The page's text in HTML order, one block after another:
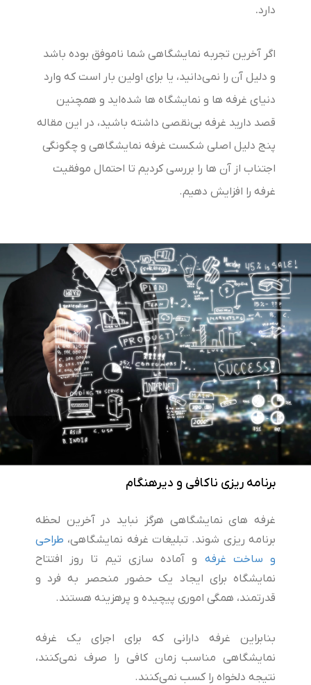
دارد.
اگر آخرین تجربه نمایشگاهی شما ناموفق بوده باشد
و دلیل آن را نمی‌دانید، یا برای اولین بار است که وارد
دنیای غرفه ها و نمایشگاه‌ ها شده‌اید و همچنین
قصد دارید غرفه بی‌نقصی داشته باشید، در این مقاله
پنج دلیل اصلی شکست غرفه نمایشگاهی و چگونگی
اجتناب از آن ها را بررسی کردیم تا احتمال موفقیت
غرفه را افزایش دهیم.
برنامه ریزی ناکافی و دیرهنگام
غرفه های نمایشگاهی هرگز نباید در آخرین لحظه
برنامه ریزی شوند. تبلیغات غرفه نمایشگاهی، طراحی
و ساخت غرفه و آماده سازی تیم تا روز افتتاح
نمایشگاه برای ایجاد یک حضور منحصر به فرد و
قدرتمند، همگی اموری پیچیده و پرهزینه هستند.
بنابراین غرفه دارانی که برای اجرای یک غرفه
نمایشگاهی مناسب زمان کافی را صرف نمی‌کنند،
نتیجه دلخواه را کسب نمی‌کنند.